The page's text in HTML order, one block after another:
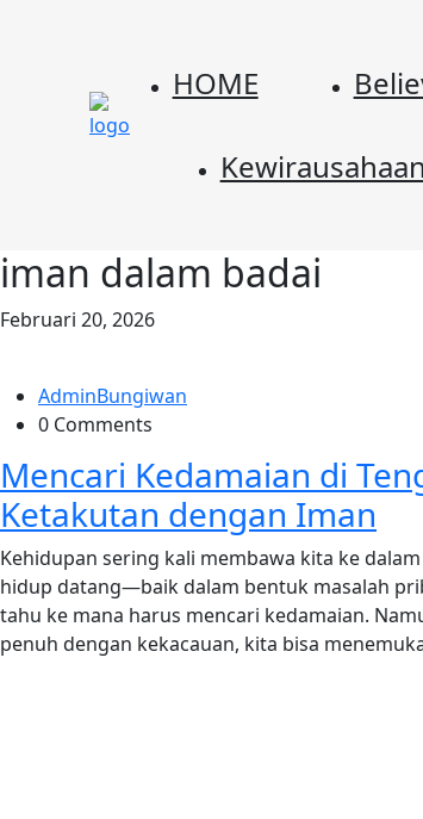
HOME
Kewirausahaan
iman dalam badai
Februari 20, 2026
AdminBungiwan
0 Comments
Mencari Kedamaian di
Ketakutan dengan Iman
Kehidupan sering kali membawa kita ke
hidup datang—baik dalam bentuk masalah
tahu ke mana harus mencari kedamaian.
penuh dengan kekacauan, kita bisa